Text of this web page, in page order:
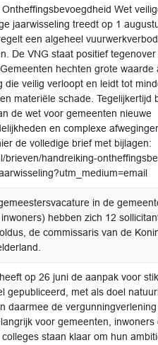
Wet
jaarwisseling treedt op 1
een algeheel
De VNG staat positief tegenover
hechten grote waarde
die veilig verloopt en leidt tot
materiële schade. Tegelijkertijd
de wet voor gemeenten nieuwe
en complexe
de volledige brief met bijlagen:
brieven/handreiking-
in de
hebben zich 12
de commissaris van de
op 26 juni de aanpak voor
gepubliceerd, met als doel
daarmee de vergunningverlening
voor gemeenten, inwoners
staan klaar om hun